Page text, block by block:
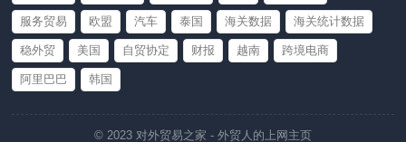
服务贸易 欧盟 汽车 泰国 海关数据 海关统计数据
稳外贸 美国 自贸协定 财报 越南 跨境电商
阿里巴巴 韩国
© 2023 对外贸易之家 - 外贸人的上网主页